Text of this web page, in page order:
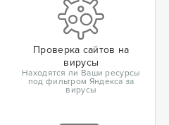
Проверка сайтов на
вирусы
Находятся ли Ваши ресурсы
под фильтром Яндекса за
вирусы